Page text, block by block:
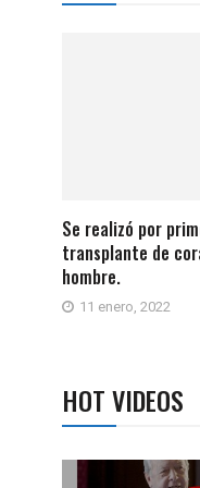
Se realizó por
transplante de
hombre.
11 enero, 2022
HOT VIDEOS